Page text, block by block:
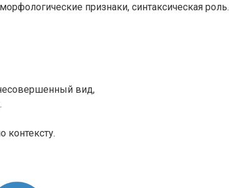
признаки, синтаксическая роль.
вид,